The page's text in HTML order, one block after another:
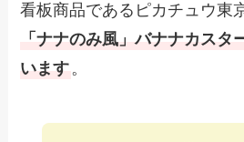
看板商品であるピカチュウ東
「ナナのみ風」バナナカスタ
います。